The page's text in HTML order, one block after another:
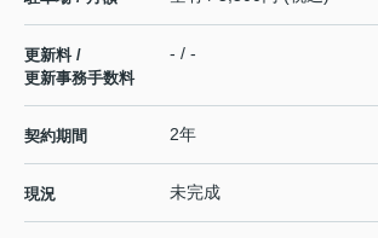
更新料 /
更新事務手数料
- / -
契約期間 2年
現況 未完成